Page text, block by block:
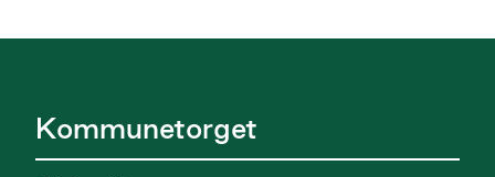
Kommunetorget